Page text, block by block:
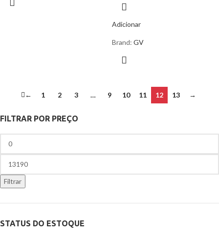
FILTRAR POR PREÇO
Filtrar
STATUS DO ESTOQUE
Adicionar
Brand: GV
← 1 2 3 … 9 10 11 12 13 →